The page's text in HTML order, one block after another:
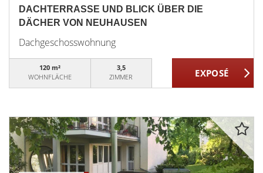
DACHTERRASSE UND BLICK ÜBER DIE
DÄCHER VON NEUHAUSEN
Dachgeschosswohnung
120 m²
WOHNFLÄCHE
3,5
ZIMMER